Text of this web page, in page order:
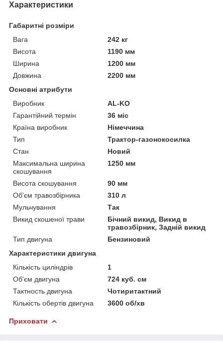
Характеристики
Габаритні розміри
Вага
242 кг
Висота
1190 мм
Ширина
1200 мм
Довжина
2200 мм
Основні атрибути
Виробник
AL-KO
Гарантійний термін
36 міс
Країна виробник
Німеччина
Тип
Трактор-газонокосилка
Стан
Новий
Максимальна ширина
скошування
1250 мм
Висота скошування
90 мм
Об'єм травозбірника
310 л
Мульчування
Так
Викид скошеної трави
Бічний викид, Викид в
травозбірник, Задній викид
Тип двигуна
Бензиновий
Характеристики двигуна
Кількість циліндрів
1
Об'єм двигуна
724 куб. см
Тактность двигуна
Чотиритактний
Кількість обертів двигуна
3600 об/хв
Приховати